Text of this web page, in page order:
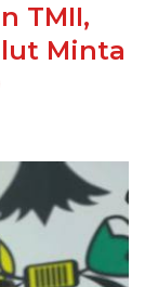
TMII,
Minta